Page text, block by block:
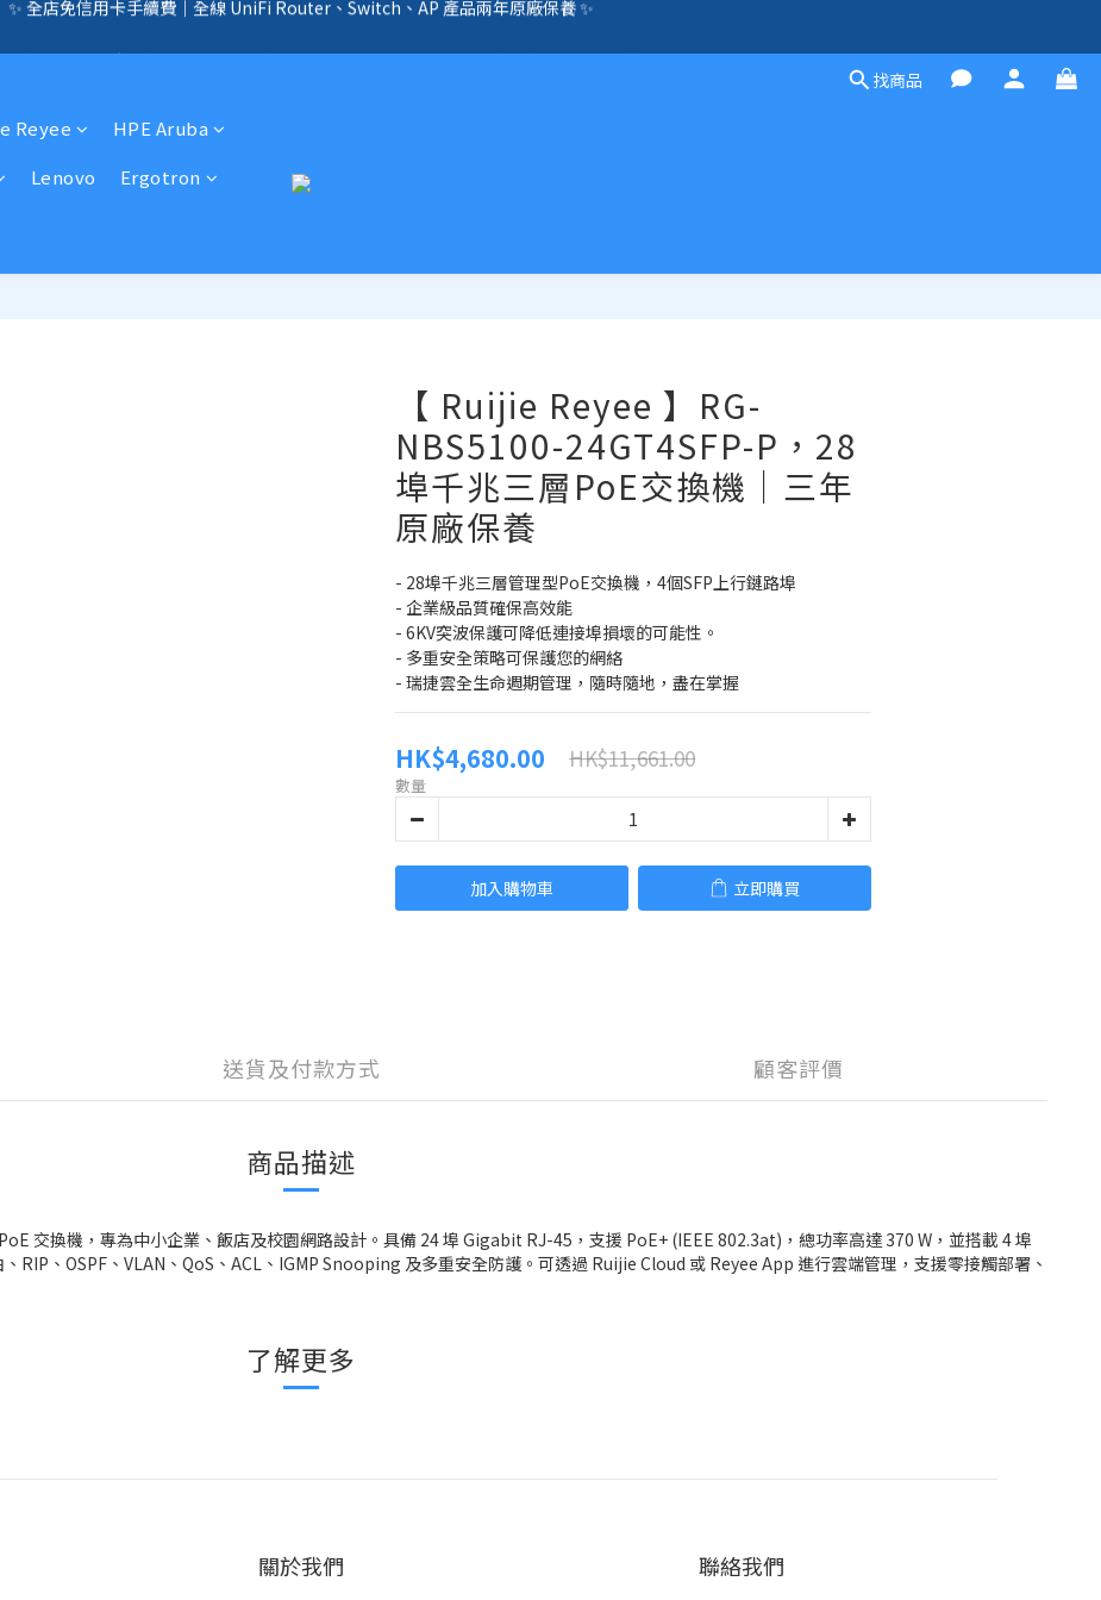
找商品
Reyee
HPE Aruba
Lenovo
Ergotron
【 Ruijie Reyee 】RG-
NBS5100-24GT4SFP-P，28
埠千兆三層PoE交換機｜三年
原廠保養
- 28埠千兆三層管理型PoE交換機，4個SFP上行鏈路埠
- 企業級品質確保高效能
- 6KV突波保護可降低連接埠損壞的可能性。
- 多重安全策略可保護您的網絡
- 瑞捷雲全生命週期管理，隨時隨地，盡在掌握
HK$4,680.00 HK$11,661.00
數量
加入購物車 立即購買
送貨及付款方式 顧客評價
商品描述
交換機，專為中小企業、飯店及校園網路設計。具備 24 埠 Gigabit RJ-45，支援 PoE+ (IEEE 802.3at)，總功率高達 370 W，並搭載 4 埠
RIP、OSPF、VLAN、QoS、ACL、IGMP Snooping 及多重安全防護。可透過 Ruijie Cloud 或 Reyee App 進行雲端管理，支援零接觸部署、
了解更多
關於我們 聯絡我們